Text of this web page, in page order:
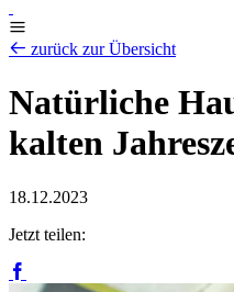
zurück zur Übersicht
Natürliche
kalten
18.12.2023
Jetzt teilen: